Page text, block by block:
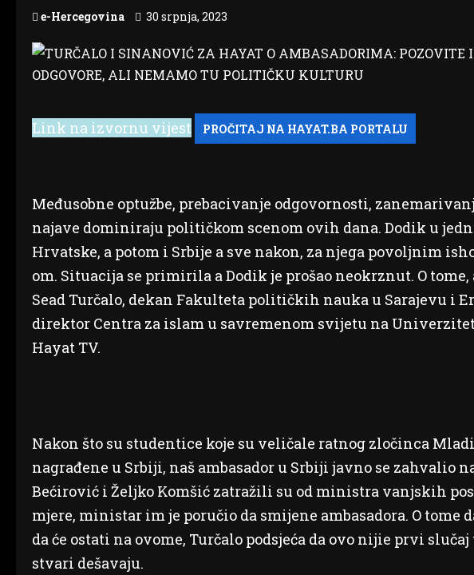
e-Hercegovina 30 srpnja, 2023
Link na izvornu vijest
Međusobne optužbe, prebacivanje odgovornosti,
najave dominiraju političkom scenom ovih dana. Dodik u
Hrvatske, a potom i Srbije a sve nakon, za njega povoljnim
om. Situacija se primirila a Dodik je prošao neokrznut. O
Sead Turčalo, dekan Fakulteta političkih nauka u Sarajevu i
direktor Centra za islam u savremenom svijetu na
Hayat TV.
Nakon što su studentice koje su veličale ratnog zločinca
nagrađene u Srbiji, naš ambasador u Srbiji javno se zahvalio
Bećirović i Željko Komšić zatražili su od ministra vanjskih
mjere, ministar im je poručio da smijene ambasadora. O
da će ostati na ovome, Turčalo podsjeća da ovo nijie prvi
stvari dešavaju.